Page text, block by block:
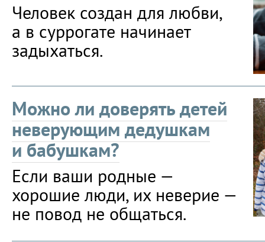
Человек создан для любви,
а в суррогате начинает
задыхаться.
Можно ли доверять детей
неверующим дедушкам
и бабушкам?
Если ваши родные —
хорошие люди, их неверие —
не повод не общаться.